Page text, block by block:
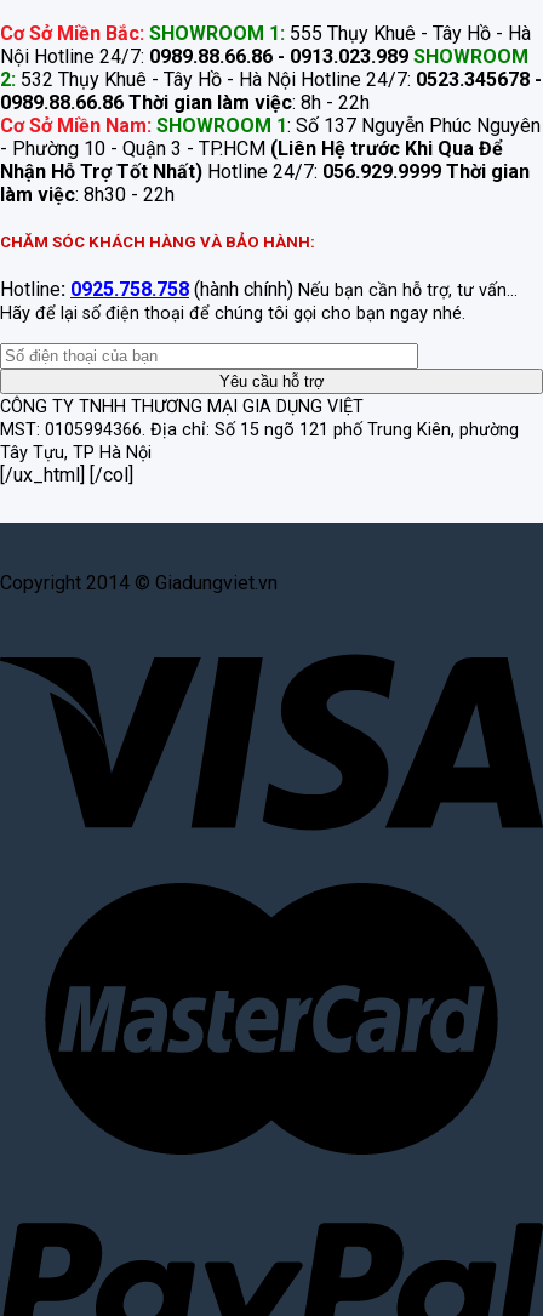
Cơ Sở Miền Bắc: SHOWROOM 1: 555 Thụy Khuê - Tây Hồ - Hà
Nội Hotline 24/7: 0989.88.66.86 - 0913.023.989 SHOWROOM
2: 532 Thụy Khuê - Tây Hồ - Hà Nội Hotline 24/7: 0523.345678 -
0989.88.66.86 Thời gian làm việc: 8h - 22h
Cơ Sở Miền Nam: SHOWROOM 1: Số 137 Nguyễn Phúc Nguyên
- Phường 10 - Quận 3 - TP.HCM (Liên Hệ trước Khi Qua Để
Nhận Hỗ Trợ Tốt Nhất) Hotline 24/7: 056.929.9999 Thời gian
làm việc: 8h30 - 22h
CHĂM SÓC KHÁCH HÀNG VÀ BẢO HÀNH:
Hotline: 0925.758.758 (hành chính) Nếu bạn cần hỗ trợ, tư vấn...
Hãy để lại số điện thoại để chúng tôi gọi cho bạn ngay nhé.
CÔNG TY TNHH THƯƠNG MẠI GIA DỤNG VIỆT
MST: 0105994366. Địa chỉ: Số 15 ngõ 121 phố Trung Kiên, phường
Tây Tựu, TP Hà Nội
[/ux_html] [/col]
Copyright 2014 © Giadungviet.vn